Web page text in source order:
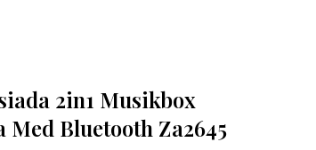
2in1 Musikbox
Med Bluetooth Za2645